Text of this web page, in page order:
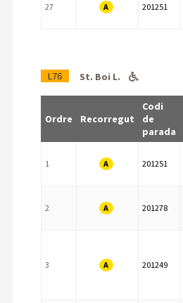
27 A 201251
L76 St. Boi L.
Ordre Recorregut
Codi
de
parada
1 A 201251
2 A 201278
3 A 201249